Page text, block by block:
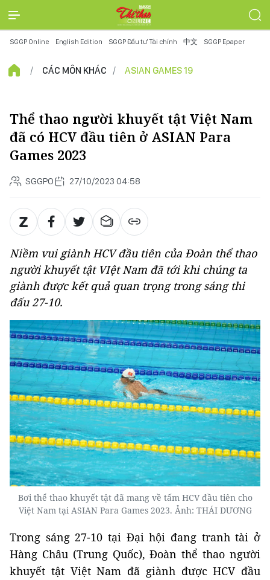
SGGP Online English Edition SGGP Đầu tư Tài chính 中文 SGGP Epaper
CÁC MÔN KHÁC ASIAN GAMES 19
Thể thao người khuyết tật Việt Nam
đã có HCV đầu tiên ở ASIAN Para
Games 2023
SGGPO 27/10/2023 04:58
Niềm vui giành HCV đầu tiên của Đoàn thể thao
người khuyết tật VIệt Nam đã tới khi chúng ta
giành được kết quả quan trọng trong sáng thi
đấu 27-10.
Bơi thể thao khuyết tật đã mang về tấm HCV đầu tiên cho
Việt Nam tại ASIAN Para Games 2023. Ảnh: THÁI DƯƠNG
Trong sáng 27-10 tại Đại hội đang tranh tài ở
Hàng Châu (Trung Quốc), Đoàn thể thao người
khuyết tật Việt Nam đã giành được HCV đầu